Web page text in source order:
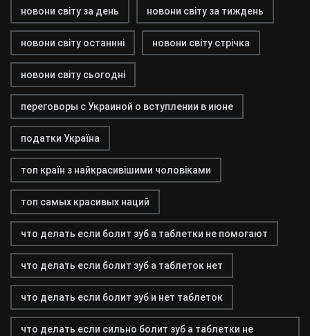
новони світу за день новони світу за тиждень
новони світу останнні новони світу стрічка
новони світу сьогодні
переговоры с Украиной о вступлении в июне
податки Україна
топ країн з найкрасивішими чоловіками
топ самых красивых наций
что делать если болит зуб а таблетки не помогают
что делать если болит зуб а таблеток нет
что делать если болит зуб и нет таблеток
что делать если сильно болит зуб а таблетки не